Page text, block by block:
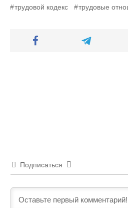
трудовой кодекс
трудовые
Подписаться